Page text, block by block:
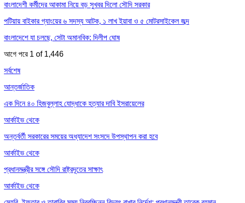
বাংলাদেশী কর্মীদের আকামা নিয়ে বড় সুখবর দিলো সৌদি সরকার
পটিয়ায় বাইকার গ্যাংয়ের ৬ সদস্য আটক, ১ লাখ ইয়াবা ও ৫ মোটরসাইকেল জব্দ
বাংলাদেশে যা চলছে, সেটা অমানবিক: দিলীপ ঘোষ
আগে পরে 1 of 1,446
সর্বশেষ
আন্তর্জাতিক
এক দিনে ৪০ হিজবুল্লাহ যোদ্ধাকে হত্যার দাবি ইসরায়েলের
আর্কাইভ থেকে
অন্তর্বর্তী সরকারের সময়ের অধ্যাদেশ সংসদে উপস্থাপন করা হবে
আর্কাইভ থেকে
প্রধানমন্ত্রীর সঙ্গে সৌদি রাষ্ট্রদূতের সাক্ষাৎ
আর্কাইভ থেকে